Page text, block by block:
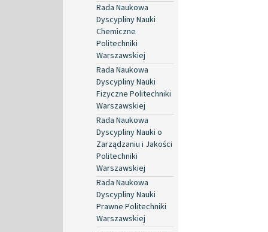
Rada Naukowa
Dyscypliny Nauki
Chemiczne
Politechniki
Warszawskiej
Rada Naukowa
Dyscypliny Nauki
Fizyczne Politechniki
Warszawskiej
Rada Naukowa
Dyscypliny Nauki o
Zarządzaniu i Jakości
Politechniki
Warszawskiej
Rada Naukowa
Dyscypliny Nauki
Prawne Politechniki
Warszawskiej